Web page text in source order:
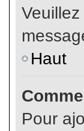
Haut
Pour